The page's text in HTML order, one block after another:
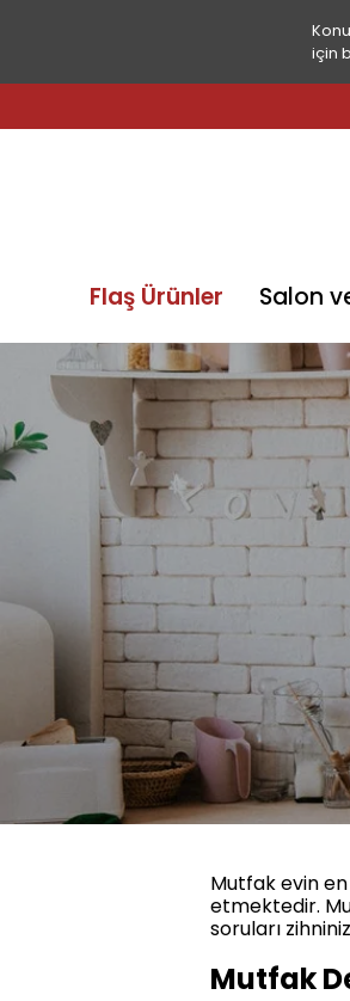
için
Flaş Ürünler Salon
Mutfak evin
etmektedir.
soruları
Mutfak